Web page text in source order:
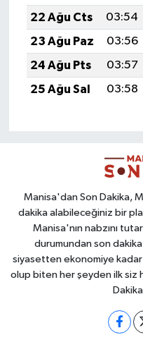
22 Ağu Cts
03:54
23 Ağu Paz
03:56
24 Ağu Pts
03:57
25 Ağu Sal
03:58
Manisa'dan Son Dakika,
dakika alabileceğiniz bir
Manisa'nın nabzını
durumundan son
siyasetten ekonomiye kadar
olup biten her şeyden ilk siz